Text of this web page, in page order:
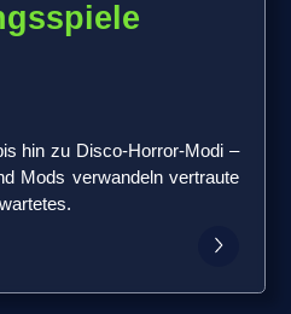
hin zu Disco-Horror-Modi –
Mods verwandeln vertraute